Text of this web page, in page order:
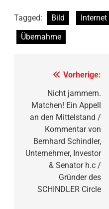
Tagged: Bild Internet
Übernahme
Vorherige:
Nicht jammern.
Matchen! Ein Appell
an den Mittelstand /
Kommentar von
Bernhard Schindler,
Unternehmer, Investor
& Senator h.c /
Gründer des
SCHINDLER Circle